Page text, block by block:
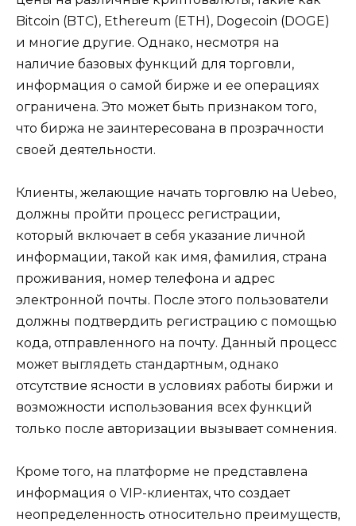
Bitcoin (BTC), Ethereum (ETH), Dogecoin (DOGE)
и многие другие. Однако, несмотря на
наличие базовых функций для торговли,
информация о самой бирже и ее операциях
ограничена. Это может быть признаком того,
что биржа не заинтересована в прозрачности
своей деятельности.
Клиенты, желающие начать торговлю на Uebeo,
должны пройти процесс регистрации,
который включает в себя указание личной
информации, такой как имя, фамилия, страна
проживания, номер телефона и адрес
электронной почты. После этого пользователи
должны подтвердить регистрацию с помощью
кода, отправленного на почту. Данный процесс
может выглядеть стандартным, однако
отсутствие ясности в условиях работы биржи и
возможности использования всех функций
только после авторизации вызывает сомнения.
Кроме того, на платформе не представлена
информация о VIP-клиентах, что создает
неопределенность относительно преимуществ,